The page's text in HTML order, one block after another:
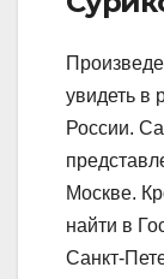
увидеть в
России.
Москве.
найти в
Санкт-